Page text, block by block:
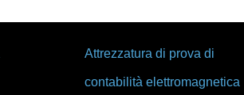
Attrezzatura di prova di
contabilità elettromagnetica